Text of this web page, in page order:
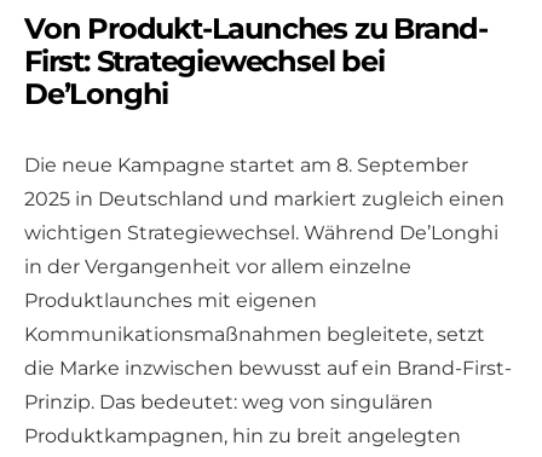
Von Produkt-Launches zu Brand-
First: Strategiewechsel bei
De’Longhi
Die neue Kampagne startet am 8. September
2025 in Deutschland und markiert zugleich einen
wichtigen Strategiewechsel. Während De’Longhi
in der Vergangenheit vor allem einzelne
Produktlaunches mit eigenen
Kommunikationsmaßnahmen begleitete, setzt
die Marke inzwischen bewusst auf ein Brand-First-
Prinzip. Das bedeutet: weg von singulären
Produktkampagnen, hin zu breit angelegten